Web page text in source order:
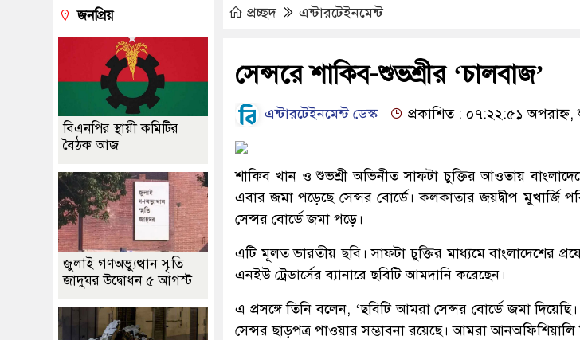
প্রচ্ছদ এন্টারটেইনমেন্ট
সেন্সরে শাকিব-শুভশ্রীর ‘চালবাজ’
এন্টারটেইনমেন্ট ডেস্ক প্রকাশিত : ০৭:২২:৫১ অপরাহ্ন,
শাকিব খান ও শুভশ্রী অভিনীত সাফটা চুক্তির আওতায়
এবার জমা পড়েছে সেন্সর বোর্ডে। কলকাতার জয়দ্বীপ মুখার্জি
সেন্সর বোর্ডে জমা পড়ে।
এটি মূলত ভারতীয় ছবি। সাফটা চুক্তির মাধ্যমে বাংলাদেশের
এনইউ ট্রেডার্সের ব্যানারে ছবিটি আমদানি করেছেন।
এ প্রসঙ্গে তিনি বলেন, ‘ছবিটি আমরা সেন্সর বোর্ডে জমা
সেন্সর ছাড়পত্র পাওয়ার সম্ভাবনা রয়েছে। আমরা আনঅফিশিয়ালি
জনপ্রিয়
বিএনপির স্থায়ী কমিটির
বৈঠক আজ
জুলাই গণঅভ্যুত্থান স্মৃতি
জাদুঘর উদ্বোধন ৫ আগস্ট